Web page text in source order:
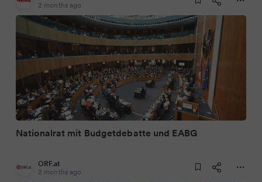
2 months ago
Nationalrat mit Budgetdebatte und EABG
ORF.at
2 months ago